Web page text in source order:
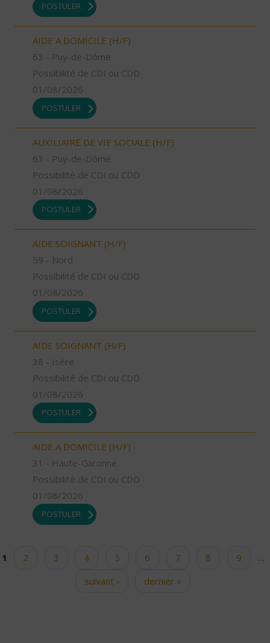
POSTULER
AIDE A DOMICILE (H/F)
63 - Puy-de-Dôme
Possibilité de CDI ou CDD
01/08/2026
POSTULER
AUXILIAIRE DE VIE SOCIALE (H/F)
63 - Puy-de-Dôme
Possibilité de CDI ou CDD
01/08/2026
POSTULER
AIDE SOIGNANT (H/F)
59 - Nord
Possibilité de CDI ou CDD
01/08/2026
POSTULER
AIDE SOIGNANT (H/F)
38 - Isère
Possibilité de CDI ou CDD
01/08/2026
POSTULER
AIDE A DOMICILE (H/F)
31 - Haute-Garonne
Possibilité de CDI ou CDD
01/08/2026
POSTULER
Pages
1 2 3 4 5 6 7 8 9
…
suivant ›
dernier »